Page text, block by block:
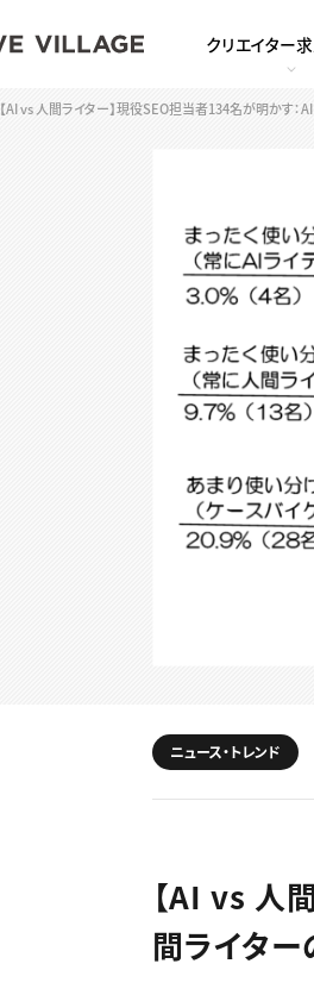
クリエイター
【AI vs 人間ライター】現役SEO担当者134名が明かす
ニュース・トレンド
【AI vs 人
間ライタ